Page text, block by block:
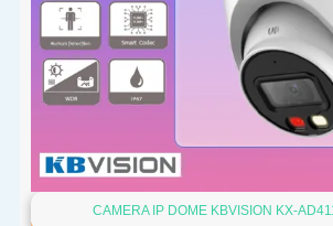
CAMERA IP DOME KBVISION KX-